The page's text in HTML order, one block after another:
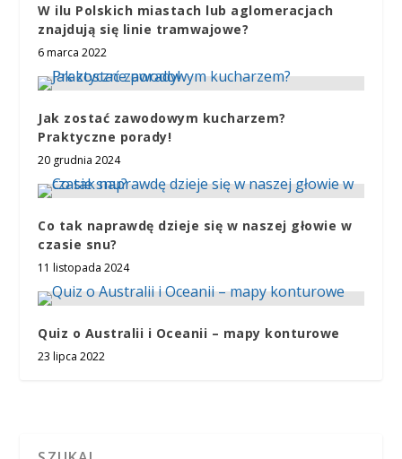
W ilu Polskich miastach lub aglomeracjach
znajdują się linie tramwajowe?
6 marca 2022
Jak zostać zawodowym kucharzem?
Praktyczne porady!
20 grudnia 2024
Co tak naprawdę dzieje się w naszej głowie w
czasie snu?
11 listopada 2024
Quiz o Australii i Oceanii – mapy konturowe
23 lipca 2022